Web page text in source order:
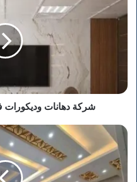
دهانات
وديكورات
شركة دهانات
شركة
دهانات
وديكورات
فى
الاحساء